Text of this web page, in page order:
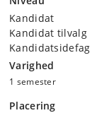
Kandidat
Kandidat tilvalg
Kandidatsidefag
Varighed
1 semester
Placering